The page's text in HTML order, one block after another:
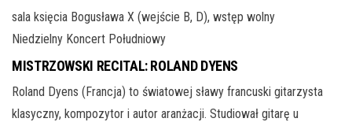
sala księcia Bogusława X (wejście B, D), wstęp wolny
Niedzielny Koncert Południowy
MISTRZOWSKI RECITAL: ROLAND DYENS
Roland Dyens (Francja) to światowej sławy francuski gitarzysta
klasyczny, kompozytor i autor aranżacji. Studiował gitarę u